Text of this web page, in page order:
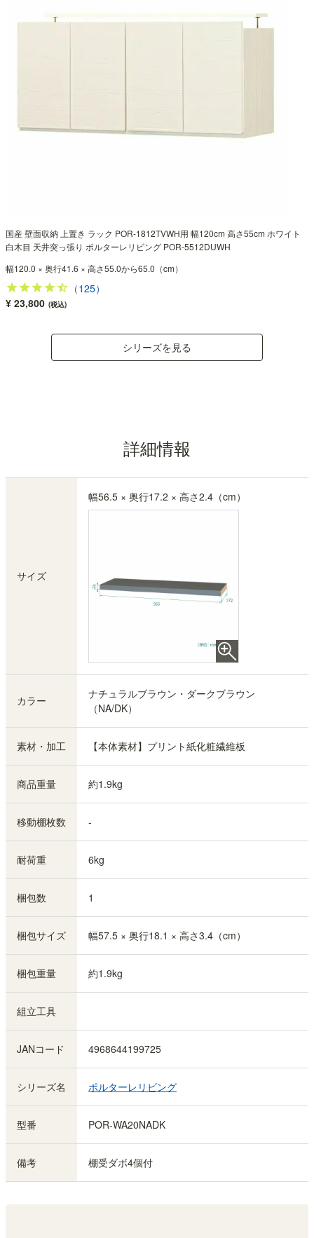
国産 壁面収納 上置き ラック POR-1812TVWH用 幅120cm 高さ55cm ホワイト
白木目 天井突っ張り ポルターレリビング POR-5512DUWH
幅120.0 × 奥行41.6 × 高さ55.0から65.0（cm）
（125）
¥ 23,800 (税込)
シリーズを見る
詳細情報
サイズ
幅56.5 × 奥行17.2 × 高さ2.4（cm）
カラー
ナチュラルブラウン・ダークブラウン
（NA/DK）
素材・加工 【本体素材】プリント紙化粧繊維板
商品重量 約1.9kg
移動棚枚数 -
耐荷重 6kg
梱包数 1
梱包サイズ 幅57.5 × 奥行18.1 × 高さ3.4（cm）
梱包重量 約1.9kg
組立工具
JANコード 4968644199725
シリーズ名 ポルターレリビング
型番 POR-WA20NADK
備考 棚受ダボ4個付